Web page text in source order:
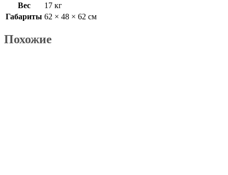
Вес
17 кг
Габариты 62 × 48 × 62 см
Похожие